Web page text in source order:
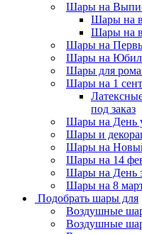
Шары на
Шары на
Шары на
Шары на
Шары на
Шары для
Шары на 1
под заказ
Шары на День
Шары и
Шары на
Шары на 14
Шары на День
Шары на 8
Подобрать шары для
Воздушные
Воздушные